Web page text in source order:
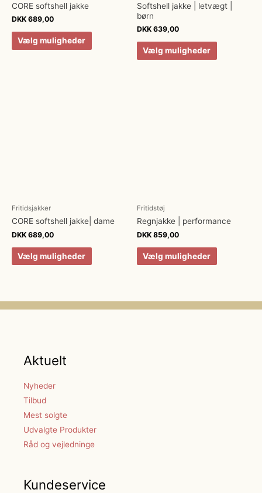
CORE softshell jakke
DKK 689,00
Vælg muligheder
Softshell jakke | letvægt |
børn
DKK 639,00
Vælg muligheder
Fritidsjakker
CORE softshell jakke| dame
DKK 689,00
Vælg muligheder
Fritidstøj
Regnjakke | performance
DKK 859,00
Vælg muligheder
Aktuelt
Nyheder
Tilbud
Mest solgte
Udvalgte Produkter
Råd og vejledninge
Kundeservice